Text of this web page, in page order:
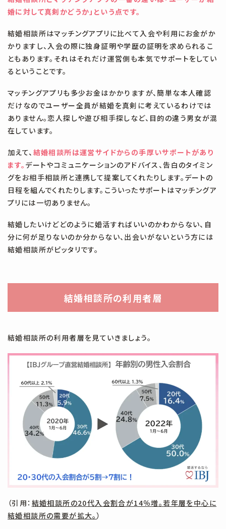
婚に対して真剣かどうか」という点です。
結婚相談所はマッチングアプリに比べて入会や利用にお金がか
かりますし、入会の際に独身証明や学歴の証明を求められるこ
ともあります。それはそれだけ運営側も本気でサポートをしてい
るということです。
マッチングアプリも多少お金はかかりますが、簡単な本人確認
だけなのでユーザー全員が結婚を真剣に考えているわけでは
ありません。恋人探しや遊び相手探しなど、目的の違う男女が混
在しています。
加えて、 結婚相談所は運営サイドからの手厚いサポートがあり
ます。 デートやコミュニケーションのアドバイス、告白のタイミン
グをお相手相談所と連携して提案してくれたりします。デートの
日程を組んでくれたりします。こういったサポートはマッチングア
プリには一切ありません。
結婚したいけどどのように婚活すればいいのかわからない、自
分に何が足りないのか分からない、出会いがないという方には
結婚相談所がピッタリです。
結婚相談所の利用者層
結婚相談所の利用者層を見ていきましょう。
（引用： 結婚相談所の20代入会割合が14％増。若年層を中心に
結婚相談所の需要が拡大。）
#服選び #柏 #柏 グルメ #柏 デート #柏 レストラン
#楽しい #楽しみ #楽しむ #気がする #沈黙 #活動
#男 #男子 #男性 #盛り上がる #真剣交際 #笑顔
#組めない #結婚 #結婚できる確率 #結婚向き #結婚相手
#話すこと #話すことない #話題 #誉め言葉 #負け組
#費用 #趣味 #距離の縮め方 #辞める #辞める理由
#進みたい #電話 #電話デート